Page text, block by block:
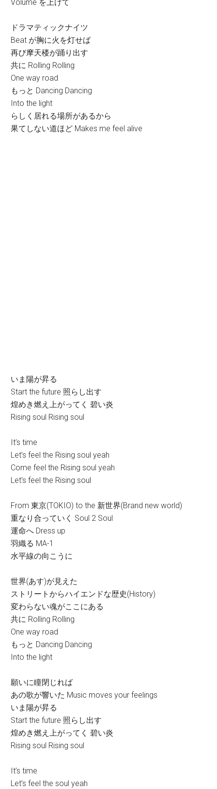
Volume を上げて
ドラマティックナイツ
Beat が胸に火を灯せば
再び摩天楼が踊り出す
共に Rolling Rolling
One way road
もっと Dancing Dancing
Into the light
らしく居れる場所があるから
果てしない道ほど Makes me feel alive
いま陽が昇る
Start the future 照らし出す
煌めき燃え上がってく 碧い炎
Rising soul Rising soul
It’s time
Let’s feel the Rising soul yeah
Come feel the Rising soul yeah
Let’s feel the Rising soul
From 東京(TOKIO) to the 新世界(Brand new world)
重なり合っていく Soul 2 Soul
運命へ Dress up
羽織る MA-1
水平線の向こうに
世界(あす)が見えた
ストリートからハイエンドな歴史(History)
変わらない魂がここにある
共に Rolling Rolling
One way road
もっと Dancing Dancing
Into the light
願いに瞳閉じれば
あの歌が響いた Music moves your feelings
いま陽が昇る
Start the future 照らし出す
煌めき燃え上がってく 碧い炎
Rising soul Rising soul
It’s time
Let’s feel the soul yeah